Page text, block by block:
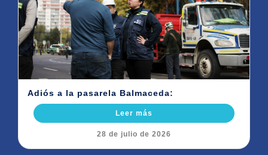
Adiós a la pasarela Balmaceda:
Leer más
28 de julio de 2026